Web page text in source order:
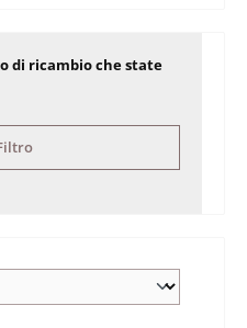
di ricambio che state